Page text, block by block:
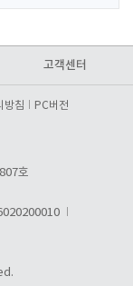
고객센터
방침 PC버전
호